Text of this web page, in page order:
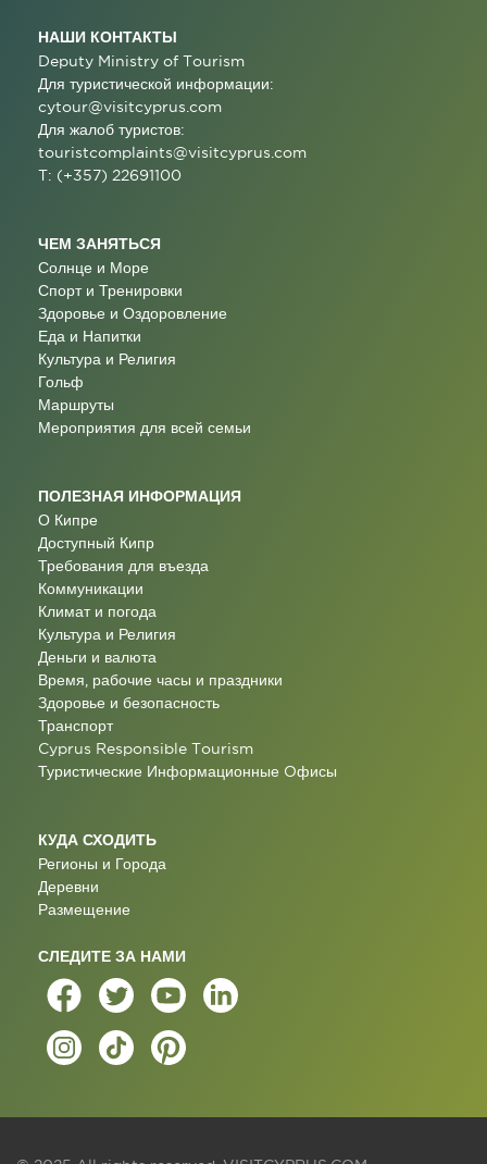
НАШИ КОНТАКТЫ
Deputy Ministry of Tourism
Для туристической информации:
cytour@visitcyprus.com
Для жалоб туристов:
touristcomplaints@visitcyprus.com
T: (+357) 22691100
ЧЕМ ЗАНЯТЬСЯ
Солнце и Море
Спорт и Тренировки
Здоровье и Оздоровление
Еда и Напитки
Культура и Религия
Гольф
Маршруты
Мероприятия для всей семьи
ПОЛЕЗНАЯ ИНФОРМАЦИЯ
О Кипре
Доступный Кипр
Требования для въезда
Коммуникации
Климат и погода
Культура и Религия
Деньги и валюта
Время, рабочие часы и праздники
Здоровье и безопасность
Транспорт
Cyprus Responsible Tourism
Туристические Информационные Oфисы
КУДА СХОДИТЬ
Регионы и Города
Деревни
Размещение
СЛЕДИТЕ ЗА НАМИ